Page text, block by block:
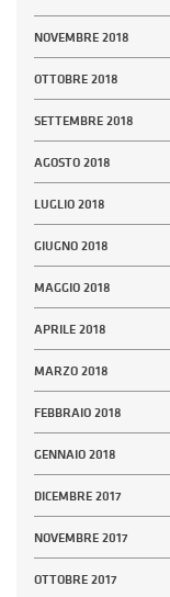
NOVEMBRE 2018
OTTOBRE 2018
SETTEMBRE 2018
AGOSTO 2018
LUGLIO 2018
GIUGNO 2018
MAGGIO 2018
APRILE 2018
MARZO 2018
FEBBRAIO 2018
GENNAIO 2018
DICEMBRE 2017
NOVEMBRE 2017
OTTOBRE 2017